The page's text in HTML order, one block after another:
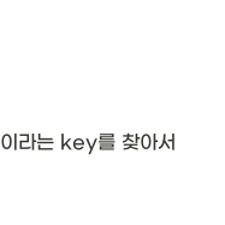
이라는 key를 찾아서